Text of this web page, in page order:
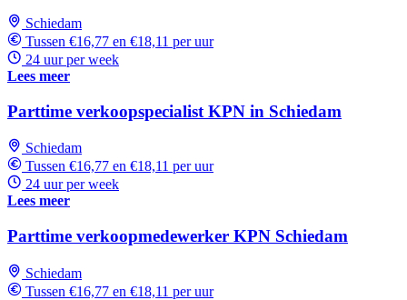
Schiedam
Tussen €16,77 en €18,11 per uur
24 uur per week
Lees meer
Parttime verkoopspecialist KPN in Schiedam
Schiedam
Tussen €16,77 en €18,11 per uur
24 uur per week
Lees meer
Parttime verkoopmedewerker KPN Schiedam
Schiedam
Tussen €16,77 en €18,11 per uur